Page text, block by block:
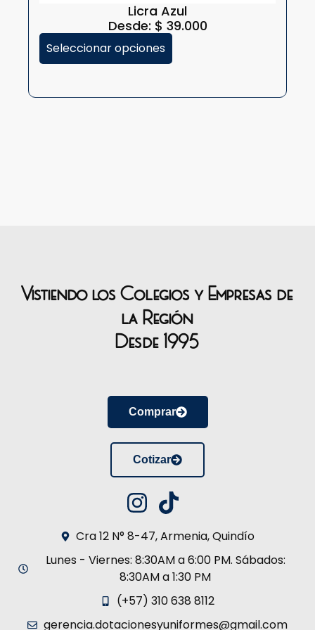
Licra Azul
Desde: $ 39.000
Seleccionar opciones
Vistiendo los Colegios y Empresas de
la Región
Desde 1995
Comprar
Cotizar
Cra 12 N° 8-47, Armenia, Quindío
Lunes - Viernes: 8:30AM a 6:00 PM. Sábados:
8:30AM a 1:30 PM
(+57) 310 638 8112
gerencia.dotacionesyuniformes@gmail.com